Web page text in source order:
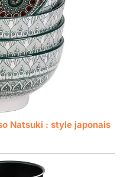
Natsuki : style japonais